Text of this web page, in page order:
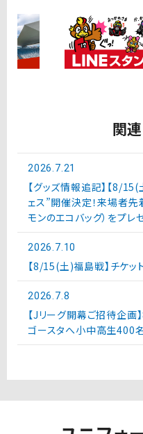
関
2026.7.21
【グッズ情報追記】【8/
ェス”開催決定！来場者
モンのエコバッグ）をプレ
2026.7.10
【8/15(土)福島戦】チケッ
2026.7.8
【Jリーグ開幕ご招待企
ゴースタへ小中高生400